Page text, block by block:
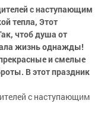
с наступающим
тепла, Этот
чтоб душа от
жизнь однажды!
и смелые
В этот праздник
с наступающим